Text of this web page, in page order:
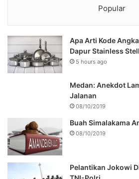
Popular
Apa Arti Kode
Dapur Stainless
5 hours ago
Medan: Anekdot
Jalanan
08/10/2019
Buah Simalakama
08/10/2019
Pelantikan Jokowi